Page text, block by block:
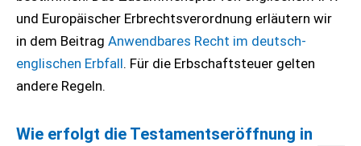
und Europäischer Erbrechtsverordnung erläutern wir
in dem Beitrag Anwendbares Recht im deutsch-
englischen Erbfall. Für die Erbschaftsteuer gelten
andere Regeln.
Wie erfolgt die Testamentseröffnung in